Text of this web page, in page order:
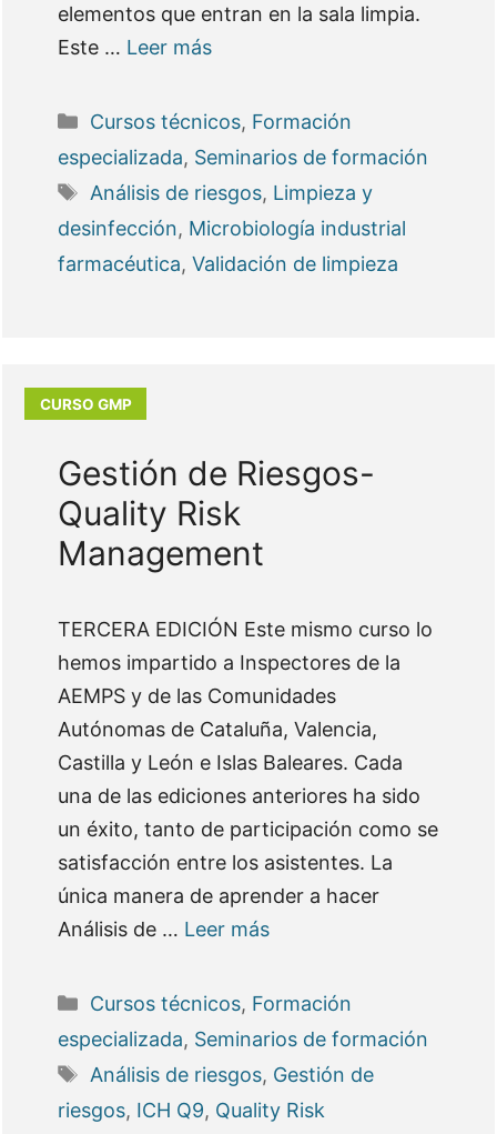
elementos que entran en la sala limpia.
Este … Leer más
Categorías
Cursos técnicos, Formación
especializada, Seminarios de formación
Etiquetas
Análisis de riesgos, Limpieza y
desinfección, Microbiología industrial
farmacéutica, Validación de limpieza
Gestión de Riesgos-
Quality Risk
Management
TERCERA EDICIÓN Este mismo curso lo
hemos impartido a Inspectores de la
AEMPS y de las Comunidades
Autónomas de Cataluña, Valencia,
Castilla y León e Islas Baleares. Cada
una de las ediciones anteriores ha sido
un éxito, tanto de participación como se
satisfacción entre los asistentes. La
única manera de aprender a hacer
Análisis de … Leer más
Categorías
Cursos técnicos, Formación
especializada, Seminarios de formación
Etiquetas
Análisis de riesgos, Gestión de
riesgos, ICH Q9, Quality Risk